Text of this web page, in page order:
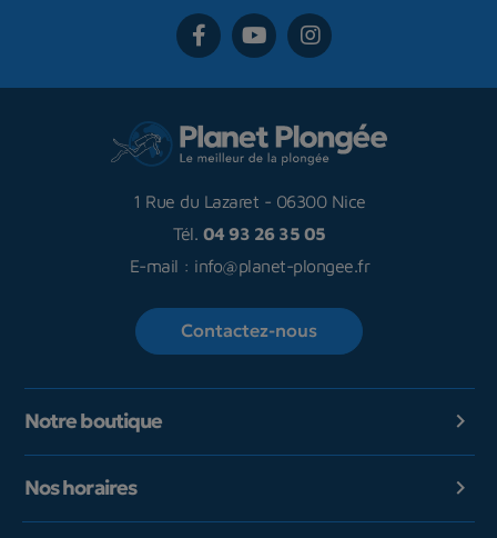
1 Rue du Lazaret - 06300 Nice
Tél. 04 93 26 35 05
E-mail : info@planet-plongee.fr
Contactez-nous
Notre boutique 
Nos horaires 